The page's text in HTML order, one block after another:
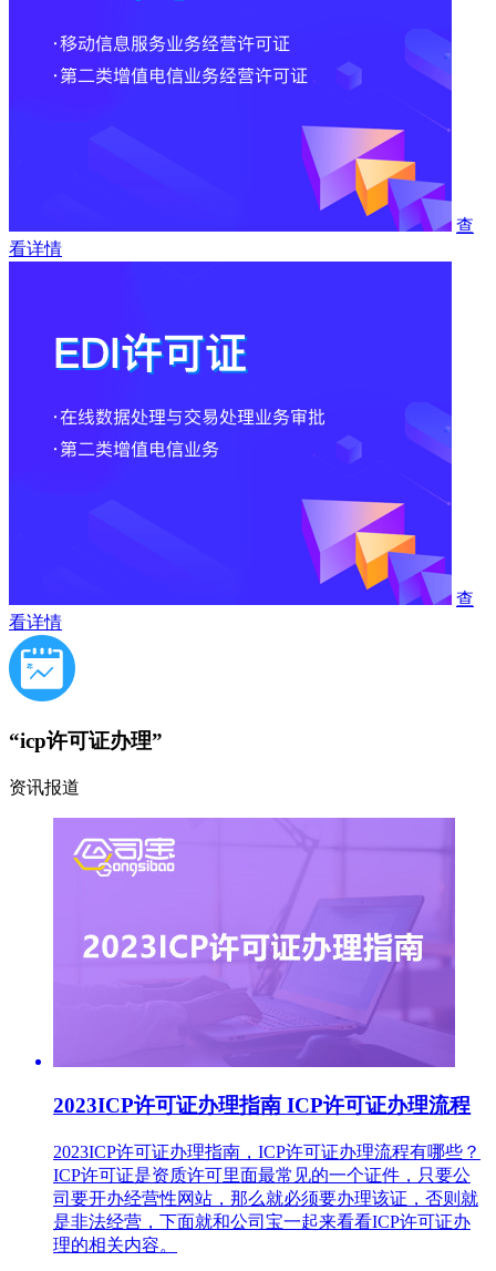
查
看详情
查
看详情
“icp许可证办理”
资讯报道
2023ICP许可证办理指南 ICP许可证办理流程
2023ICP许可证办理指南，ICP许可证办理流程有哪些？
ICP许可证是资质许可里面最常见的一个证件，只要公
司要开办经营性网站，那么就必须要办理该证，否则就
是非法经营，下面就和公司宝一起来看看ICP许可证办
理的相关内容。